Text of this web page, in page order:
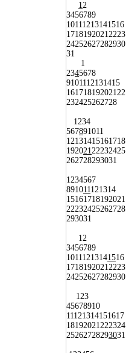
12
3456789
10111213141516
17181920212223
24252627282930
31
1
2345678
9101112131415
16171819202122
232425262728
1234
567891011
12131415161718
19202122232425
262728293031
1234567
891011121314
15161718192021
22232425262728
293031
12
3456789
10111213141516
17181920212223
24252627282930
123
45678910
11121314151617
18192021222324
25262728293031